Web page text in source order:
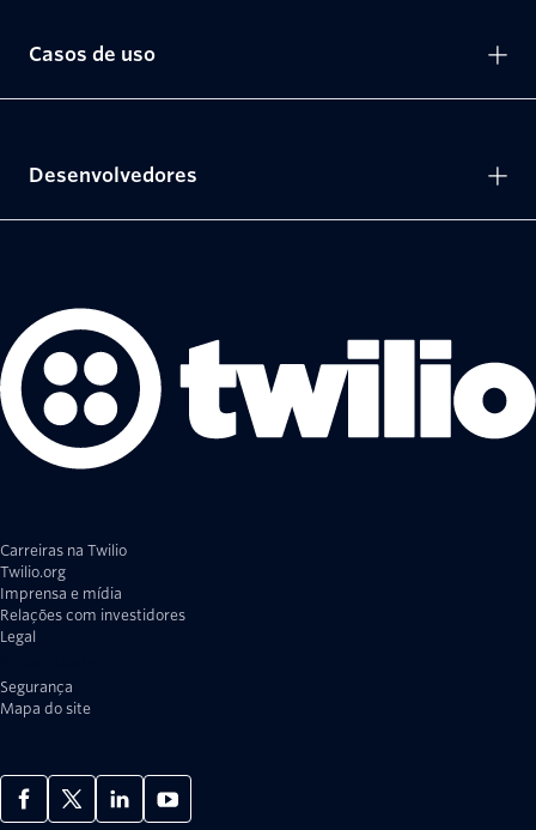
Carreiras na Twilio
Twilio.org
Imprensa e mídia
Relações com investidores
Legal
Segurança
Mapa do site
Casos de uso
Desenvolvedores